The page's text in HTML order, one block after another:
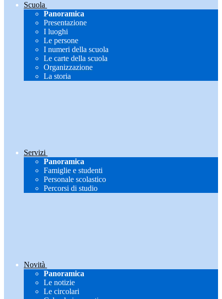
Scuola
Panoramica
Presentazione
I luoghi
Le persone
I numeri della scuola
Le carte della scuola
Organizzazione
La storia
Servizi
Panoramica
Famiglie e studenti
Personale scolastico
Percorsi di studio
Novità
Panoramica
Le notizie
Le circolari